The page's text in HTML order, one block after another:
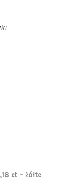
ct – żółte